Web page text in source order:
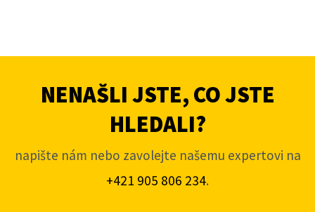
NENAŠLI JSTE, CO JSTE
HLEDALI?
napište nám nebo zavolejte našemu expertovi na
+421 905 806 234.